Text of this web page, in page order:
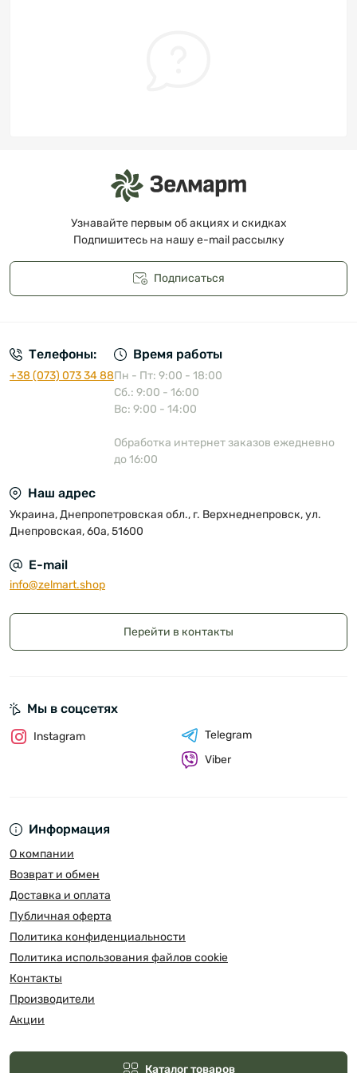
Узнавайте первым об акциях и скидках
Подпишитесь на нашу e-mail рассылку
Подписаться
Телефоны:
+38 (073) 073 34 88
Время работы
Пн - Пт: 9:00 - 18:00
Сб.: 9:00 - 16:00
Вс: 9:00 - 14:00
Обработка интернет заказов ежедневно
до 16:00
Наш адрес
Украина, Днепропетровская обл., г. Верхнеднепровск, ул.
Днепровская, 60а, 51600
E-mail
info@zelmart.shop
Перейти в контакты
Информация
О компании
Возврат и обмен
Доставка и оплата
Публичная оферта
Политика конфиденциальности
Политика использования файлов cookie
Контакты
Производители
Акции
Каталог товаров
Мы в соцсетях
Instagram
Telegram
Viber